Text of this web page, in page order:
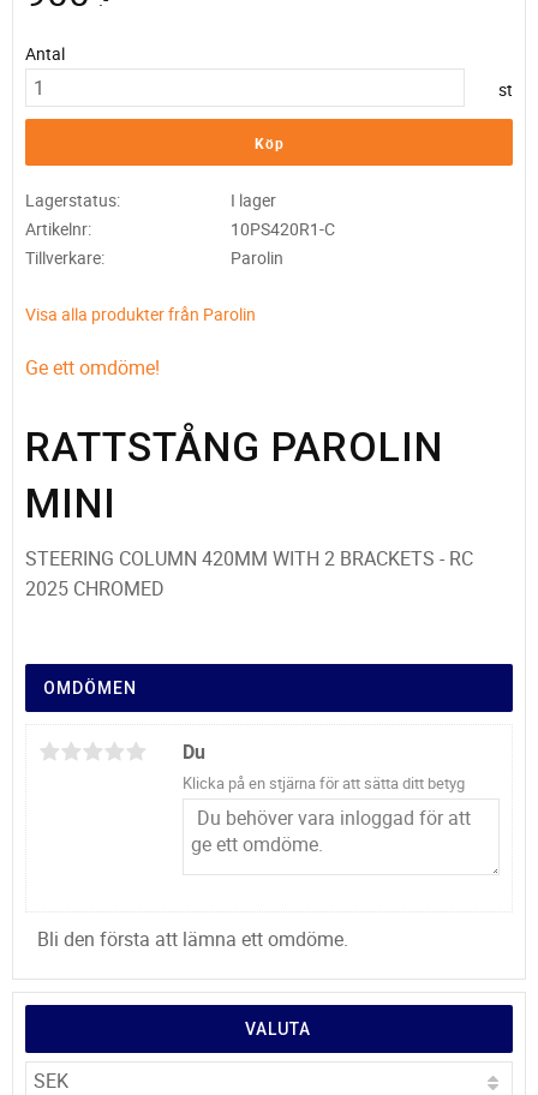
Antal
st
Köp
Lagerstatus
I lager
Artikelnr
10PS420R1-C
Tillverkare
Parolin
Visa alla produkter från Parolin
Ge ett omdöme!
RATTSTÅNG PAROLIN
MINI
STEERING COLUMN 420MM WITH 2 BRACKETS - RC
2025 CHROMED
OMDÖMEN
Du
Klicka på en stjärna för att sätta ditt betyg
Bli den första att lämna ett omdöme.
VALUTA